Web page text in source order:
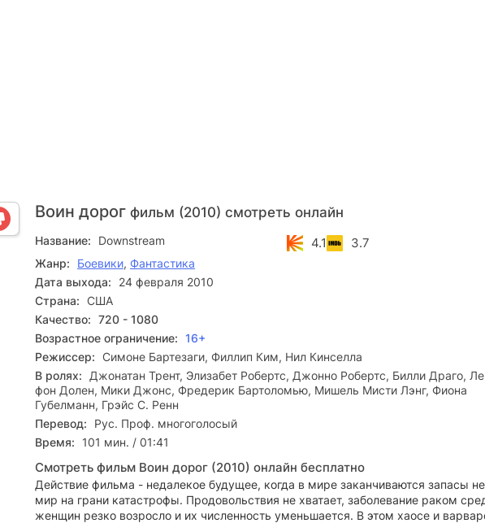
Воин дорог фильм (2010) смотреть онлайн
Название: Downstream 4.1 3.7
Жанр: Боевики, Фантастика
Дата выхода:
24 февраля 2010
Страна: США
Качество: 720 - 1080
Возрастное ограничение: 16+
Режиссер: Симоне Бартезаги, Филлип Ким, Нил Кинселла
В ролях:
Джонатан Трент, Элизабет Робертс, Джонно Робертс, Билли Драго,
фон Долен, Мики Джонс, Фредерик Бартоломью, Мишель Мисти Лэнг, Фиона
Губелманн, Грэйс С. Ренн
Перевод:
Рус. Проф. многоголосый
Время:
101 мин. / 01:41
Смотреть фильм Воин дорог (2010) онлайн бесплатно
Действие фильма - недалекое будущее, когда в мире заканчиваются запасы
мир на грани катастрофы. Продовольствия не хватает, заболевание раком
женщин резко возросло и их численность уменьшается. В этом хаосе и